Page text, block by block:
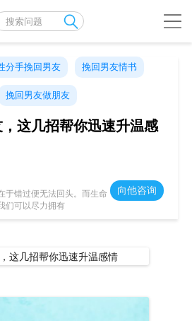
分手挽回男友 挽回男友情书
挽回男友做朋友
这几招帮你迅速升温感
于错过便无法回头。而生命
们可以尽力拥有
向他咨询